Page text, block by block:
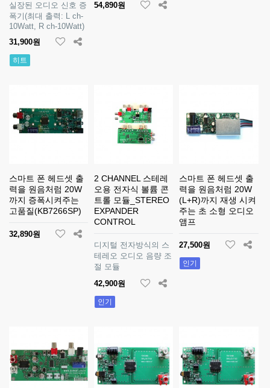
실장된 오디오 신호 증
폭기(최대 출력: L ch-
10Watt, R ch-10Watt)
31,900원
히트
54,890원
스마트 폰 헤드셋 출
력을 원음처럼 20W
까지 증폭시켜주는
고품질(KB7266SP)
32,890원
2 CHANNEL 스테레
오용 전자식 볼륨 콘
트롤 모듈_STEREO
EXPANDER
CONTROL
디지털 전자방식의 스
테레오 오디오 음량 조
절 모듈
42,900원
인기
스마트 폰 헤드셋 출
력을 원음처럼 20W
(L+R)까지 재생 시켜
주는 초 소형 오디오
앰프
27,500원
인기